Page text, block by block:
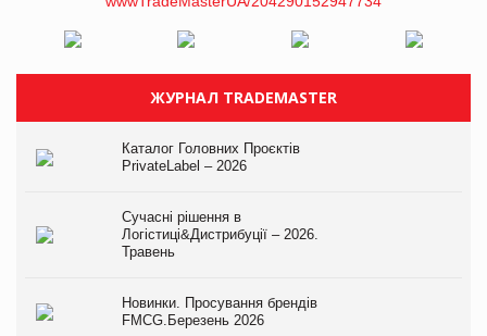
ЖУРНАЛ TRADEMASTER
Каталог Головних Проєктів
PrivateLabel – 2026
Сучасні рішення в
Логістиці&Дистрибуції – 2026.
Травень
Новинки. Просування брендів
FMCG.Березень 2026